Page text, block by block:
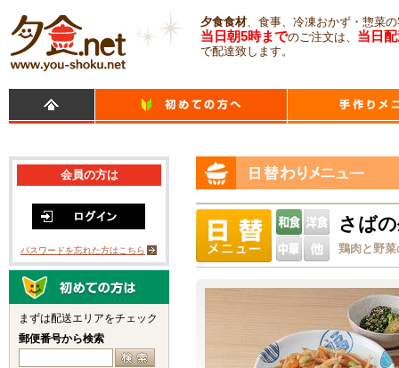
夕食食材、食事、冷凍おかず・惣菜
当日朝5時までのご注文は、 当日
で配達致します。
さば
鶏肉と野
会員の方は
パスワードを忘れた方はこちら
まずは配送エリアをチェック
郵便番号から検索